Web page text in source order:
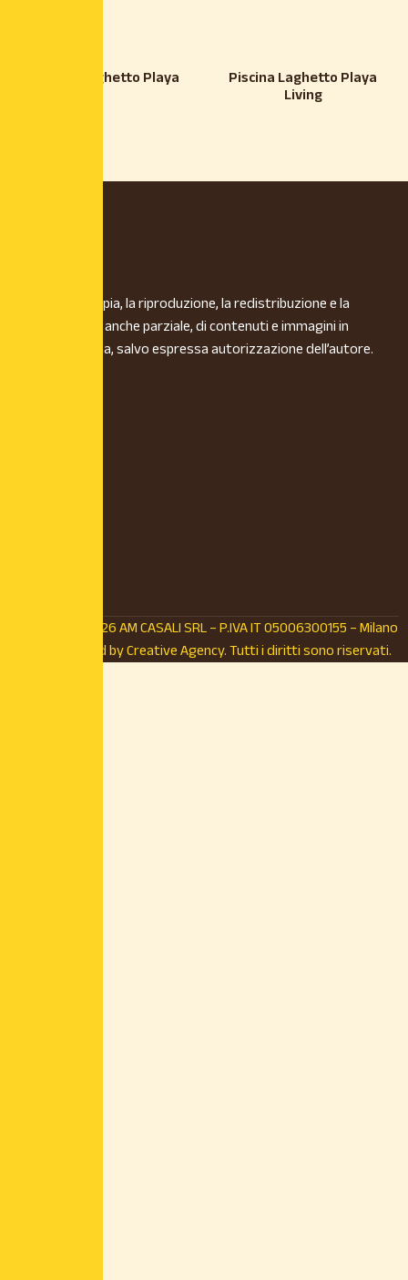
Piscina Laghetto Playa Piscina Laghetto Playa
Living
È vietata la copia, la riproduzione, la redistribuzione e la
pubblicazione, anche parziale, di contenuti e immagini in
qualsiasi forma, salvo espressa autorizzazione dell’autore.
© Copyright 2026 AM CASALI SRL – P.IVA IT 05006300155 – Milano
(MI) – Powered byCreative Agency.Tutti i diritti sono riservati.